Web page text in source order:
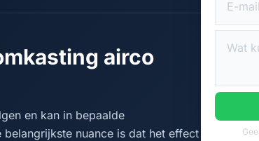
airco
en kan in bepaalde
nuance is dat het effect